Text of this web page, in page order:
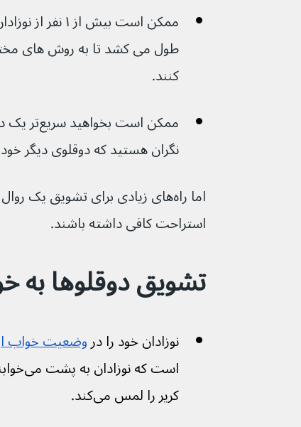
ممکن است بیش
طول می کشد تا به روش های
کنند.
نگران هستید که دوقلوی دیگر خود
اما راه‌های زیادی برای تشویق یک
استراحت کافی داشته باشند.
تشویق دوقلوها به
نوزادان خود را در وضعیت خواب
کریر را لمس می‌کند.